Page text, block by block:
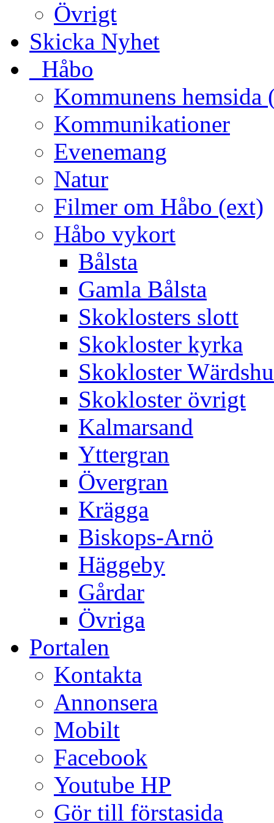
Övrigt
Skicka Nyhet
_Håbo
Kommunens hemsida
Kommunikationer
Evenemang
Natur
Filmer om Håbo (ext)
Håbo vykort
Bålsta
Gamla Bålsta
Skoklosters slott
Skokloster kyrka
Skokloster
Skokloster övrigt
Kalmarsand
Yttergran
Övergran
Krägga
Biskops-Arnö
Häggeby
Gårdar
Övriga
Portalen
Kontakta
Annonsera
Mobilt
Facebook
Youtube HP
Gör till förstasida